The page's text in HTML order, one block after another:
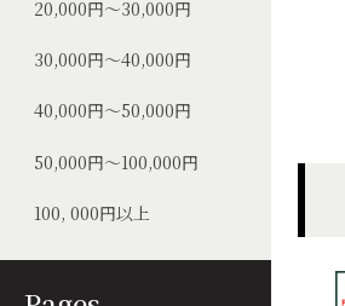
20,000円～30,000円
30,000円～40,000円
40,000円～50,000円
50,000円～100,000円
100, 000円以上